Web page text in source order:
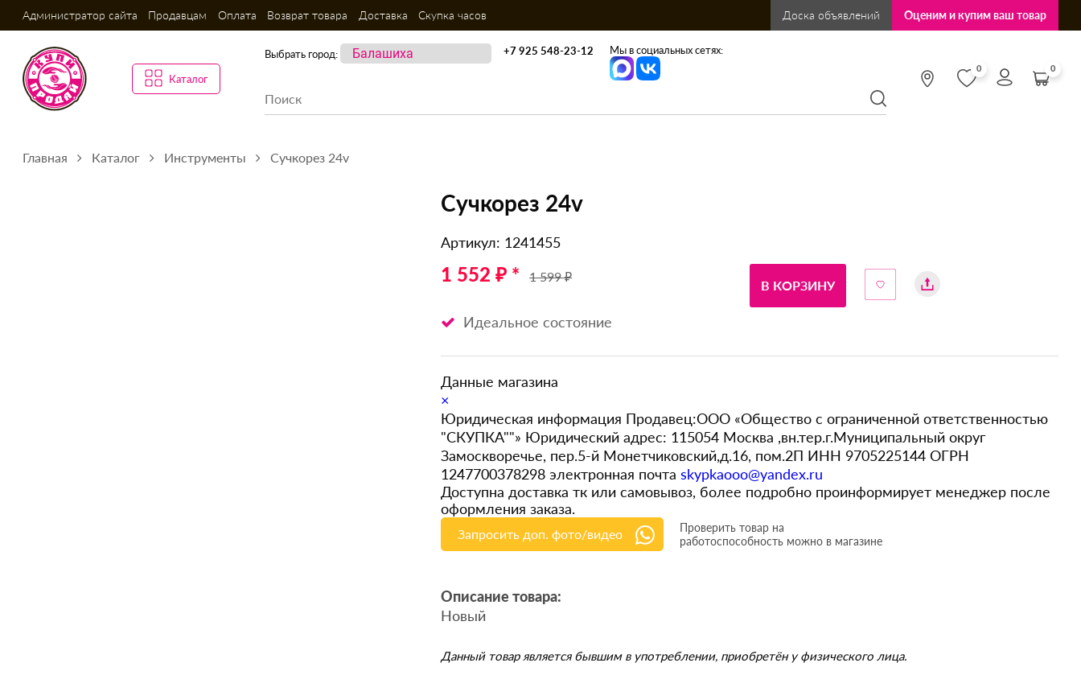
Администратор сайта Продавцам Оплата Возврат товара Доставка Скупка часов Доска объявлений Оценим и купим ваш товар
Каталог
Выбрать город: +7 925 548-23-12 Мы в социальных сетях:
0 0
Главная Каталог Инструменты Сучкорез 24v
Сучкорез 24v
Артикул: 1241455
1 552 ₽ * 1 599 ₽
Идеальное состояние
В КОРЗИНУ
Данные магазина
×
Юридическая информация Продавец:ООО «Общество с ограниченной ответственностью
"СКУПКА""» Юридический адрес: 115054 Москва ,вн.тер.г.Муниципальный округ
Замоскворечье, пер.5-й Монетчиковский,д.16, пом.2П ИНН 9705225144 ОГРН
1247700378298 электронная почта skypkaooo@yandex.ru
Доступна доставка тк или самовывоз, более подробно проинформирует менеджер после
оформления заказа.
Запросить доп. фото/видео
Проверить товар на
работоспособность можно в магазине
Описание товара:
Новый
Данный товар является бывшим в употреблении, приобретён у физического лица.